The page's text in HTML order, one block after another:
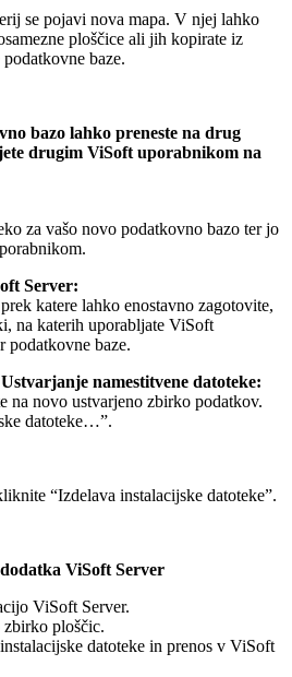
se pojavi nova mapa. V njej lahko
ploščice ali jih kopirate iz
baze.
bazo lahko preneste na drug
drugim ViSoft uporabnikom na
za vašo novo podatkovno bazo ter jo
Server:
katere lahko enostavno zagotovite,
na katerih uporabljate ViSoft
podatkovne baze.
namestitvene datoteke:
na novo ustvarjeno zbirko podatkov.
datoteke…”.
“Izdelava instalacijske datoteke”.
ViSoft Server
ViSoft Server.
ploščic.
datoteke in prenos v ViSoft